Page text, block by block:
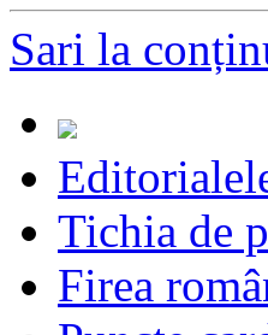
Sari la
Tichia de
Firea